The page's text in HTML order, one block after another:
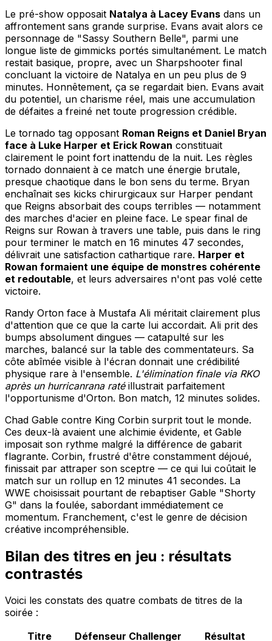
Le pré-show opposait Natalya à Lacey Evans dans un
affrontement sans grande surprise. Evans avait alors ce
personnage de "Sassy Southern Belle", parmi une
longue liste de gimmicks portés simultanément. Le match
restait basique, propre, avec un Sharpshooter final
concluant la victoire de Natalya en un peu plus de 9
minutes. Honnêtement, ça se regardait bien. Evans avait
du potentiel, un charisme réel, mais une accumulation
de défaites a freiné net toute progression crédible.
Le tornado tag opposant Roman Reigns et Daniel Bryan
face à Luke Harper et Erick Rowan constituait
clairement le point fort inattendu de la nuit. Les règles
tornado donnaient à ce match une énergie brutale,
presque chaotique dans le bon sens du terme. Bryan
enchaînait ses kicks chirurgicaux sur Harper pendant
que Reigns absorbait des coups terribles — notamment
des marches d'acier en pleine face. Le spear final de
Reigns sur Rowan à travers une table, puis dans le ring
pour terminer le match en 16 minutes 47 secondes,
délivrait une satisfaction cathartique rare. Harper et
Rowan formaient une équipe de monstres cohérente
et redoutable, et leurs adversaires n'ont pas volé cette
victoire.
Randy Orton face à Mustafa Ali méritait clairement plus
d'attention que ce que la carte lui accordait. Ali prit des
bumps absolument dingues — catapulté sur les
marches, balancé sur la table des commentateurs. Sa
côte abîmée visible à l'écran donnait une crédibilité
physique rare à l'ensemble. L'élimination finale via RKO
après un hurricanrana ratéillustrait parfaitement
l'opportunisme d'Orton. Bon match, 12 minutes solides.
Chad Gable contre King Corbin surprit tout le monde.
Ces deux-là avaient une alchimie évidente, et Gable
imposait son rythme malgré la différence de gabarit
flagrante. Corbin, frustré d'être constamment déjoué,
finissait par attraper son sceptre — ce qui lui coûtait le
match sur un rollup en 12 minutes 41 secondes. La
WWE choisissait pourtant de rebaptiser Gable "Shorty
G" dans la foulée, sabordant immédiatement ce
momentum. Franchement, c'est le genre de décision
créative incompréhensible.
Bilan des titres en jeu : résultats
contrastés
Voici les constats des quatre combats de titres de la
soirée :
Titre
Défenseur Challenger Résultat